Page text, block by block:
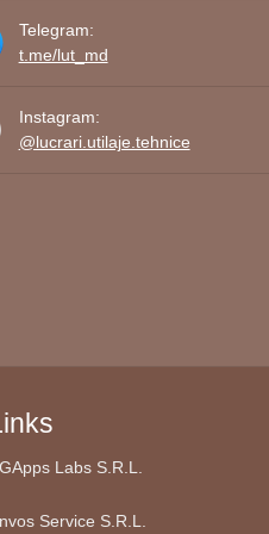
preferințele și cerințele dvs. Vom
Telegram:
t.me/lut_md
Instagram:
@lucrari.utilaje.tehnice
Labs S.R.L.
Service S.R.L.